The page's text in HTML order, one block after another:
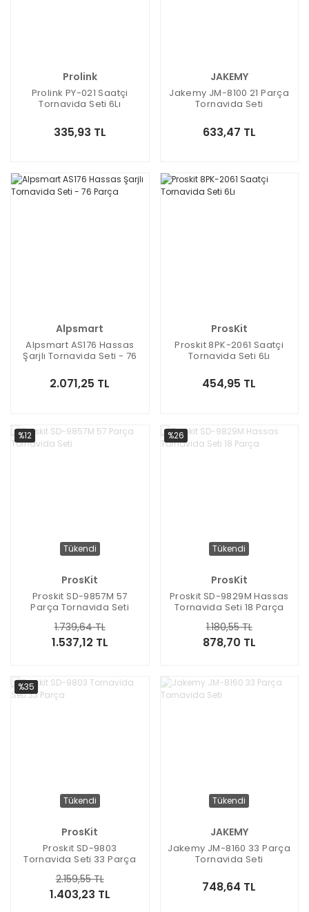
Prolink
Prolink PY-021 Saatçi
Tornavida Seti 6Lı
335,93 TL
JAKEMY
Jakemy JM-8100 21 Parça
Tornavida Seti
633,47 TL
Alpsmart
Alpsmart AS176 Hassas
Şarjlı Tornavida Seti - 76
2.071,25 TL
ProsKit
Proskit 8PK-2061 Saatçi
Tornavida Seti 6Lı
454,95 TL
%12
Tükendi
ProsKit
Proskit SD-9857M 57
Parça Tornavida Seti
1.537,12 TL
1.739,64 TL
%26
Tükendi
ProsKit
Proskit SD-9829M Hassas
Tornavida Seti 18 Parça
878,70 TL
1.180,55 TL
%35
Tükendi
ProsKit
Proskit SD-9803
Tornavida Seti 33 Parça
1.403,23 TL
2.159,55 TL
Tükendi
JAKEMY
Jakemy JM-8160 33 Parça
Tornavida Seti
748,64 TL